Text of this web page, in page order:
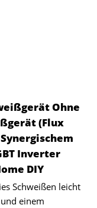
Ohne
(Flux
Inverter
DIY
Schweißen leicht
einem